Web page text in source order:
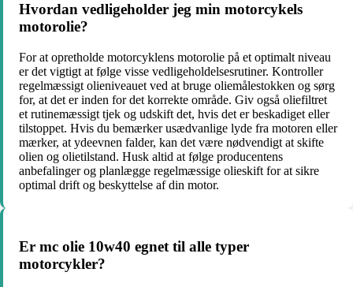
Hvordan vedligeholder jeg min motorcykels
motorolie?
For at opretholde motorcyklens motorolie på et optimalt niveau
er det vigtigt at følge visse vedligeholdelsesrutiner. Kontroller
regelmæssigt olieniveauet ved at bruge oliemålestokken og sørg
for, at det er inden for det korrekte område. Giv også oliefiltret
et rutinemæssigt tjek og udskift det, hvis det er beskadiget eller
tilstoppet. Hvis du bemærker usædvanlige lyde fra motoren eller
mærker, at ydeevnen falder, kan det være nødvendigt at skifte
olien og olietilstand. Husk altid at følge producentens
anbefalinger og planlægge regelmæssige olieskift for at sikre
optimal drift og beskyttelse af din motor.
Er mc olie 10w40 egnet til alle typer
motorcykler?